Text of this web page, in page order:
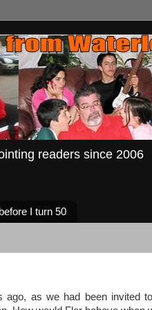
readers since 2006
I turn 50
as we had been invited